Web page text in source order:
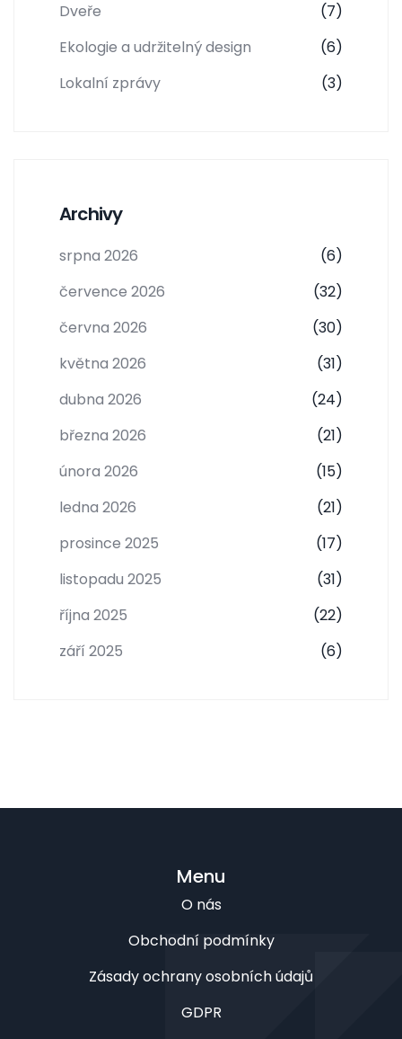
Dveře
(7)
Ekologie a udržitelný design
(6)
Lokalní zprávy
(3)
Archivy
srpna 2026
(6)
července 2026
(32)
června 2026
(30)
května 2026
(31)
dubna 2026
(24)
března 2026
(21)
února 2026
(15)
ledna 2026
(21)
prosince 2025
(17)
listopadu 2025
(31)
října 2025
(22)
září 2025
(6)
Menu
O nás
Obchodní podmínky
Zásady ochrany osobních údajů
GDPR